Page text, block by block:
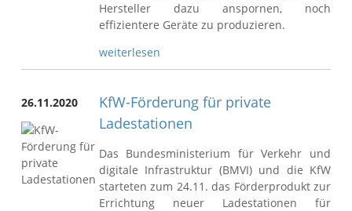
Hersteller dazu anspornen, noch
effizientere Geräte zu produzieren.
weiterlesen
26.11.2020
KfW-Förderung für private
Ladestationen
Das Bundesministerium für Verkehr und
digitale Infrastruktur (BMVI) und die KfW
starteten zum 24.11. das Förderprodukt zur
Errichtung neuer Ladestationen für